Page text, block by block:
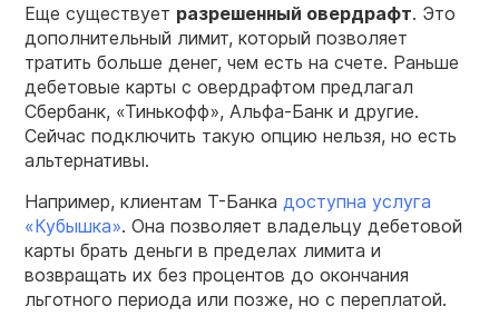
Еще существует разрешенный овердрафт. Это
дополнительный лимит, который позволяет
тратить больше денег, чем есть на счете. Раньше
дебетовые карты с овердрафтом предлагал
Сбербанк, «Тинькофф», Альфа-Банк и другие.
Сейчас подключить такую опцию нельзя, но есть
альтернативы.
Например, клиентам Т-Банка доступна услуга
«Кубышка». Она позволяет владельцу дебетовой
карты брать деньги в пределах лимита и
возвращать их без процентов до окончания
льготного периода или позже, но с переплатой.